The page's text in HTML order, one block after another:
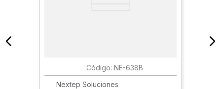
: NE-638B
Nextep Soluciones